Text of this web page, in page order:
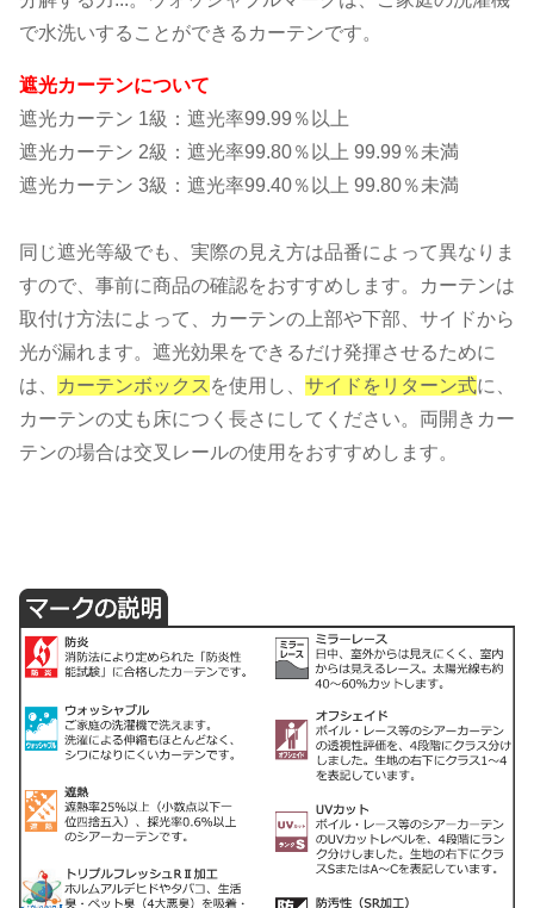
で水洗いすることができるカーテンです。
遮光カーテンについて
遮光カーテン 1級：遮光率99.99％以上
遮光カーテン 2級：遮光率99.80％以上 99.99％未満
遮光カーテン 3級：遮光率99.40％以上 99.80％未満
同じ遮光等級でも、実際の見え方は品番によって異なりま
すので、事前に商品の確認をおすすめします。カーテンは
取付け方法によって、カーテンの上部や下部、サイドから
光が漏れます。遮光効果をできるだけ発揮させるために
は、
カーテンボックス を使用し、 サイドをリターン式に、
カーテンの丈も床につく長さにしてください。両開きカー
テンの場合は交叉レールの使用をおすすめします。